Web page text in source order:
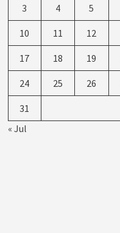
3 4 5
10 11 12
17 18 19
24 25 26
31
« Jul